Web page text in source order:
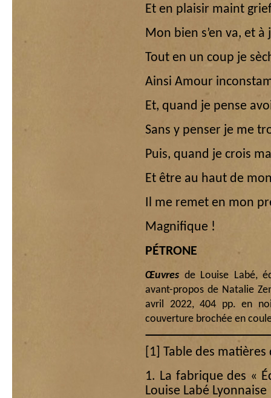
Et en plaisir maint
Mon bien s’en va, et
Tout en un coup je
Ainsi Amour
Et, quand je pense
Sans y penser je me
Puis, quand je crois
Et être au haut de
Il me remet en mon
Magnifique !
PÉTRONE
Œuvres de Louise Labé,
avant-propos de Natalie
avril 2022, 404 pp. en
couverture brochée en
[1] Table des matières
1. La fabrique des «
Louise Labé Lyonnaise